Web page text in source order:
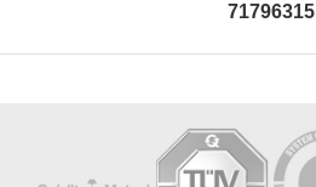
71796315